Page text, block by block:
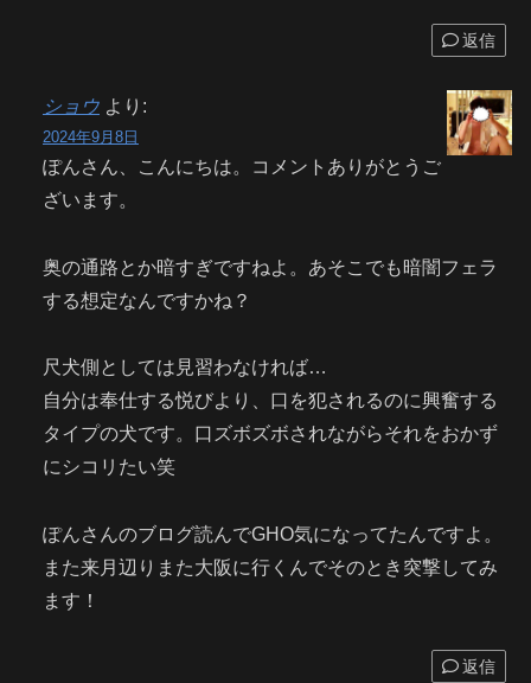
返信
ショウ より:
2024年9月8日
ぽんさん、こんにちは。コメントありがとうご
ざいます。
奥の通路とか暗すぎですねよ。あそこでも暗闇フェラ
する想定なんですかね？
尺犬側としては見習わなければ…
自分は奉仕する悦びより、口を犯されるのに興奮する
タイプの犬です。口ズボズボされながらそれをおかず
にシコリたい笑
ぽんさんのブログ読んでGHO気になってたんですよ。
また来月辺りまた大阪に行くんでそのとき突撃してみ
ます！
返信